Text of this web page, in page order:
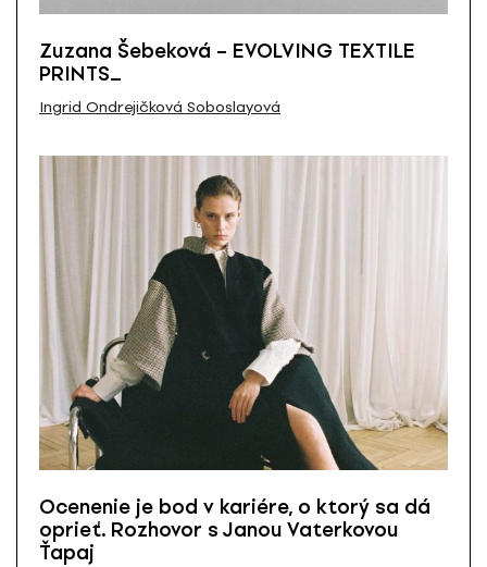
Zuzana Šebeková – EVOLVING TEXTILE
PRINTS_
Ingrid Ondrejičková Soboslayová
Ocenenie je bod v kariére, o ktorý sa dá
oprieť. Rozhovor s Janou Vaterkovou
Ťapaj